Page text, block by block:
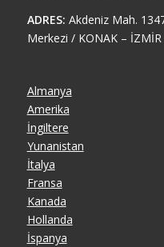
ADRES: Akdeniz Mah.
Merkezi / KONAK – İZMİR
Almanya
Amerika
İngiltere
Yunanistan
İtalya
Fransa
Kanada
Hollanda
İspanya